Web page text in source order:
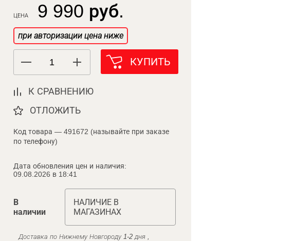
ЦЕНА 9 990 руб.
при авторизации цена ниже
КУПИТЬ
К СРАВНЕНИЮ
ОТЛОЖИТЬ
Код товара — 491672 (называйте при заказе
по телефону)
Дата обновления цен и наличия:
09.08.2026 в 18:41
В
наличии
НАЛИЧИЕ В
МАГАЗИНАХ
Доставка по Нижнему Новгороду 1-2 дня ,